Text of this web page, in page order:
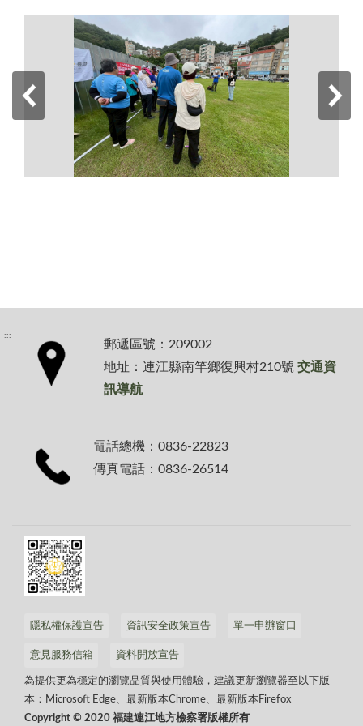
:::
郵遞區號：209002
地址：連江縣南竿鄉復興村210號 交通資
訊導航
電話總機：0836-22823
傳真電話：0836-26514
隱私權保護宣告 資訊安全政策宣告 單一申辦窗口
意見服務信箱 資料開放宣告
為提供更為穩定的瀏覽品質與使用體驗，建議更新瀏覽器至以下版
本：Microsoft Edge、最新版本Chrome、最新版本Firefox
Copyright © 2020 福建連江地方檢察署版權所有